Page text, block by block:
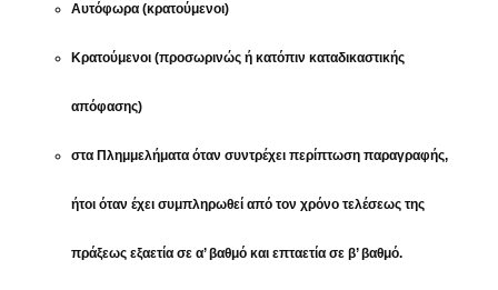
Αυτόφωρα (κρατούμενοι)
Κρατούμενοι (προσωρινώς ή κατόπιν καταδικαστικής
απόφασης)
στα Πλημμελήματα όταν συντρέχει περίπτωση παραγραφής,
ήτοι όταν έχει συμπληρωθεί από τον χρόνο τελέσεως της
πράξεως εξαετία σε α’ βαθμό και επταετία σε β’ βαθμό.